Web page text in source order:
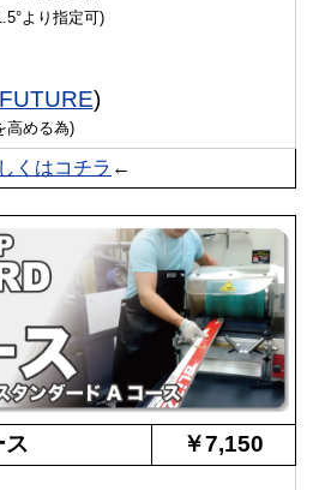
より指定可)
)
高める為)
くはコチラ ←
￥7,150